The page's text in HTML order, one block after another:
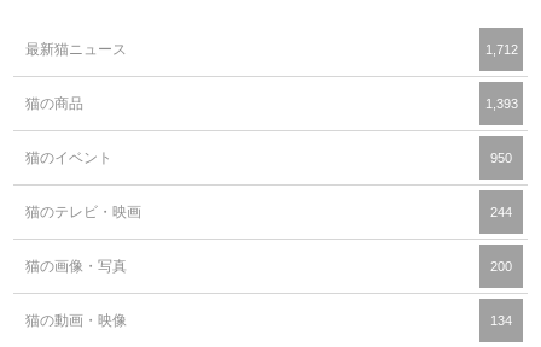
最新猫ニュース 1,712
猫の商品 1,393
猫のイベント 950
猫のテレビ・映画 244
猫の画像・写真 200
猫の動画・映像 134